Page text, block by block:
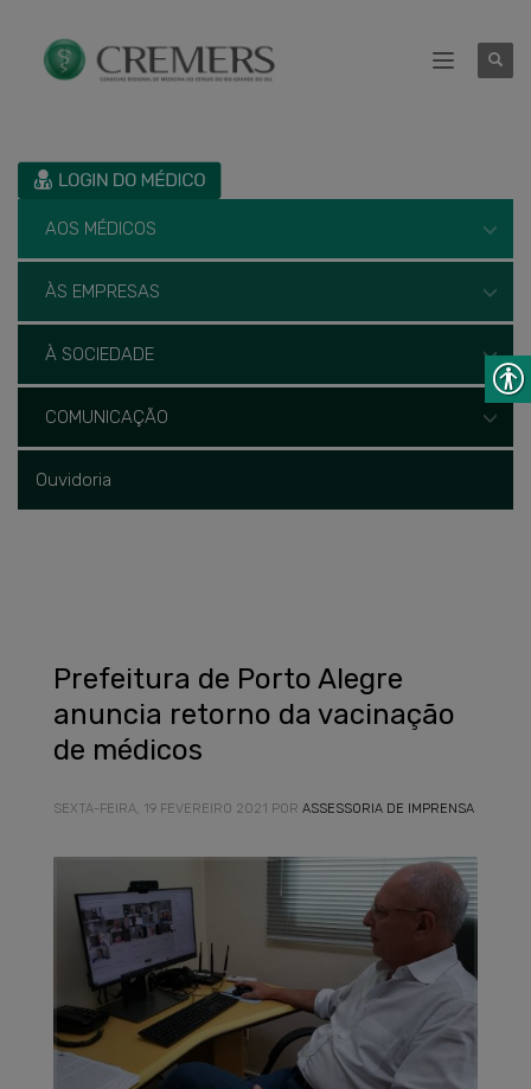
AOS MÉDICOS
ÀS EMPRESAS
À SOCIEDADE
COMUNICAÇÃO
Ouvidoria
Prefeitura de Porto Alegre
anuncia retorno da vacinação
de médicos
SEXTA-FEIRA, 19 FEVEREIRO 2021 POR ASSESSORIA DE IMPRENSA